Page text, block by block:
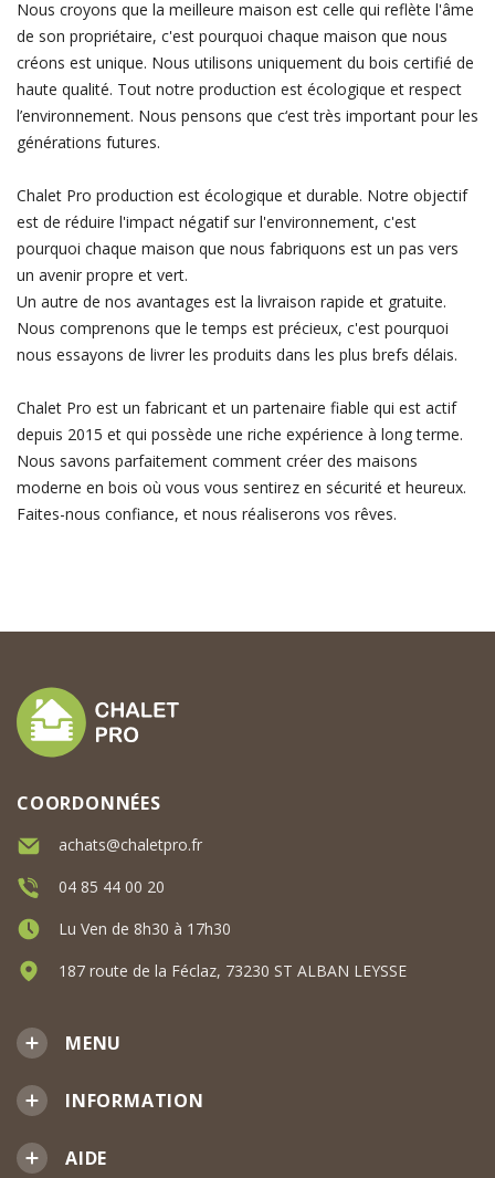
Nous croyons que la meilleure maison est celle qui reflète l'âme
de son propriétaire, c'est pourquoi chaque maison que nous
créons est unique. Nous utilisons uniquement du bois certifié de
haute qualité. Tout notre production est écologique et respect
l’environnement. Nous pensons que c‘est très important pour les
générations futures.
Chalet Pro production est écologique et durable. Notre objectif
est de réduire l'impact négatif sur l'environnement, c'est
pourquoi chaque maison que nous fabriquons est un pas vers
un avenir propre et vert.
Un autre de nos avantages est la livraison rapide et gratuite.
Nous comprenons que le temps est précieux, c'est pourquoi
nous essayons de livrer les produits dans les plus brefs délais.
Chalet Pro est un fabricant et un partenaire fiable qui est actif
depuis 2015 et qui possède une riche expérience à long terme.
Nous savons parfaitement comment créer des maisons
moderne en bois où vous vous sentirez en sécurité et heureux.
Faites-nous confiance, et nous réaliserons vos rêves.
MENU
INFORMATION
AIDE
COORDONNÉES
achats@chaletpro.fr
04 85 44 00 20
Lu Ven de 8h30 à 17h30
187 route de la Féclaz, 73230 ST ALBAN LEYSSE